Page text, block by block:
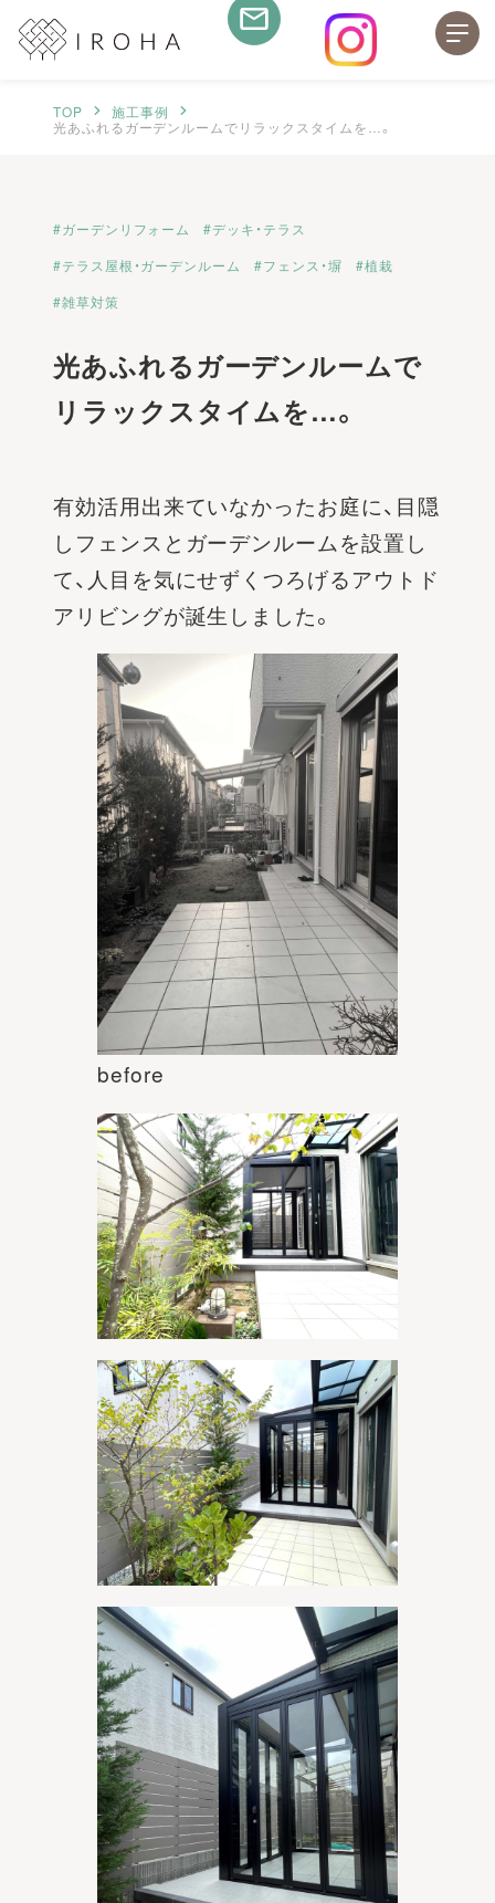
TOP
施工事例
光あふれるガーデンルームでリラックスタイムを…。
ガーデンリフォーム
デッキ・テラス
テラス屋根・ガーデンルーム
フェンス・塀
植栽
雑草対策
光あふれるガーデンルームで
リラックスタイムを…。
有効活用出来ていなかったお庭に、目隠
しフェンスとガーデンルームを設置し
て、人目を気にせずくつろげるアウトド
アリビングが誕生しました。
before